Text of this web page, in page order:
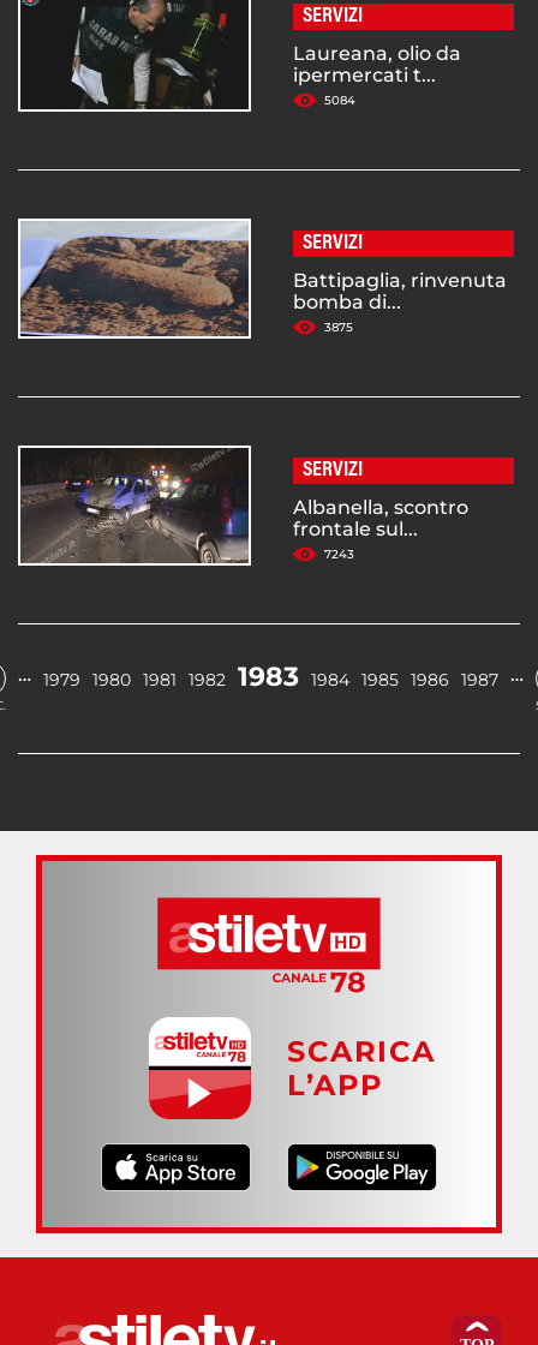
SERVIZI
Laureana, olio da
ipermercati t...
5084
SERVIZI
Battipaglia, rinvenuta
bomba di...
3875
SERVIZI
Albanella, scontro
frontale sul...
7243
… 1979 1980 1981 1982 1983 1984 1985 1986 1987 …
SCARICA
L’APP